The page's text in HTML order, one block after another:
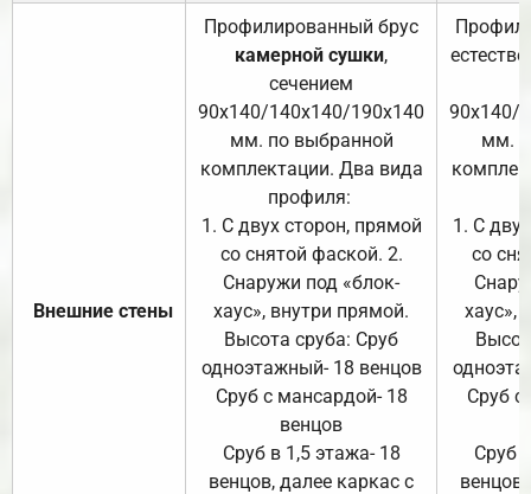
Внешние стены
Профилированный брус
камерной сушки,
сечением
90х140/140х140/190х140
мм. по выбранной
комплектации. Два вида
профиля:
1. С двух сторон, прямой
со снятой фаской. 2.
Снаружи под «блок-
хаус», внутри прямой.
Высота сруба: Сруб
одноэтажный- 18 венцов
Сруб с мансардой- 18
венцов
Сруб в 1,5 этажа- 18
венцов, далее каркас с
90х140/
мм.
1. С
со
хаус»,
Сруб с
Сруб